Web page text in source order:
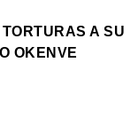
A SU
OKENVE